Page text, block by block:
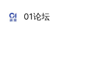
01论坛